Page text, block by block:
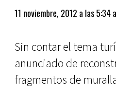
11 noviembre, 2012 a las 5:34
Sin contar el tema
anunciado de
fragmentos de